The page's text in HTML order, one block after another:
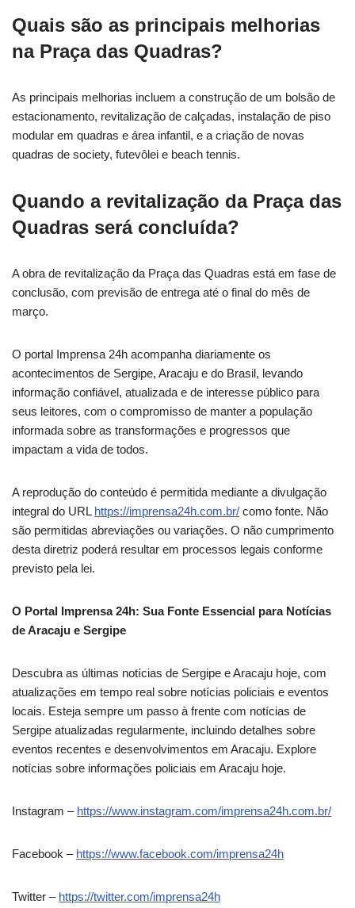
Quais são as principais melhorias
na Praça das Quadras?
As principais melhorias incluem a construção de um bolsão de
estacionamento, revitalização de calçadas, instalação de piso
modular em quadras e área infantil, e a criação de novas
quadras de society, futevôlei e beach tennis.
Quando a revitalização da Praça das
Quadras será concluída?
A obra de revitalização da Praça das Quadras está em fase de
conclusão, com previsão de entrega até o final do mês de
março.
O portal Imprensa 24h acompanha diariamente os
acontecimentos de Sergipe, Aracaju e do Brasil, levando
informação confiável, atualizada e de interesse público para
seus leitores, com o compromisso de manter a população
informada sobre as transformações e progressos que
impactam a vida de todos.
A reprodução do conteúdo é permitida mediante a divulgação
integral do URL https://imprensa24h.com.br/ como fonte. Não
são permitidas abreviações ou variações. O não cumprimento
desta diretriz poderá resultar em processos legais conforme
previsto pela lei.
O Portal Imprensa 24h: Sua Fonte Essencial para Notícias
de Aracaju e Sergipe
Descubra as últimas notícias de Sergipe e Aracaju hoje, com
atualizações em tempo real sobre notícias policiais e eventos
locais. Esteja sempre um passo à frente com notícias de
Sergipe atualizadas regularmente, incluindo detalhes sobre
eventos recentes e desenvolvimentos em Aracaju. Explore
notícias sobre informações policiais em Aracaju hoje.
Instagram – https://www.instagram.com/imprensa24h.com.br/
Facebook – https://www.facebook.com/imprensa24h
Twitter – https://twitter.com/imprensa24h